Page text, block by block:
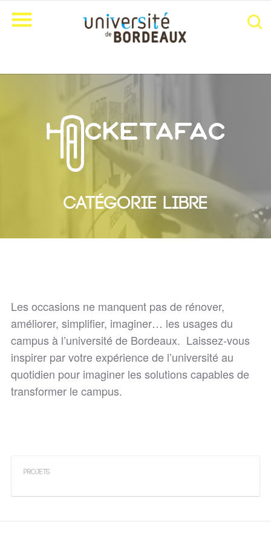
Catégorie libre
Les occasions ne manquent pas de rénover,
améliorer, simplifier, imaginer… les usages du
campus à l’université de Bordeaux. Laissez-vous
inspirer par votre expérience de l’université au
quotidien pour imaginer les solutions capables de
transformer le campus.
PROJETS